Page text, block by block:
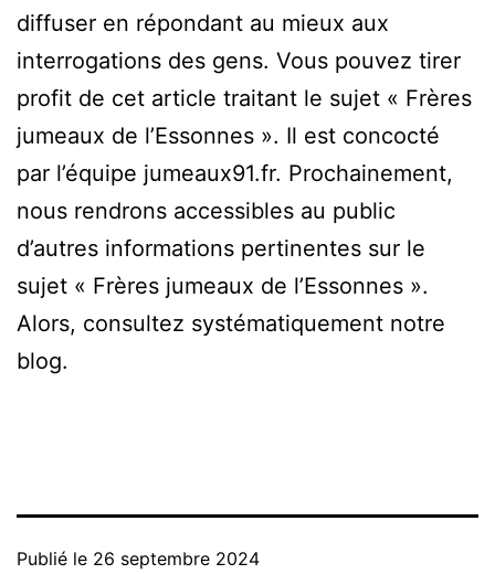
diffuser en répondant au mieux aux
interrogations des gens. Vous pouvez tirer
profit de cet article traitant le sujet « Frères
jumeaux de l’Essonnes ». Il est concocté
par l’équipe jumeaux91.fr. Prochainement,
nous rendrons accessibles au public
d’autres informations pertinentes sur le
sujet « Frères jumeaux de l’Essonnes ».
Alors, consultez systématiquement notre
blog.
Publié le 26 septembre 2024